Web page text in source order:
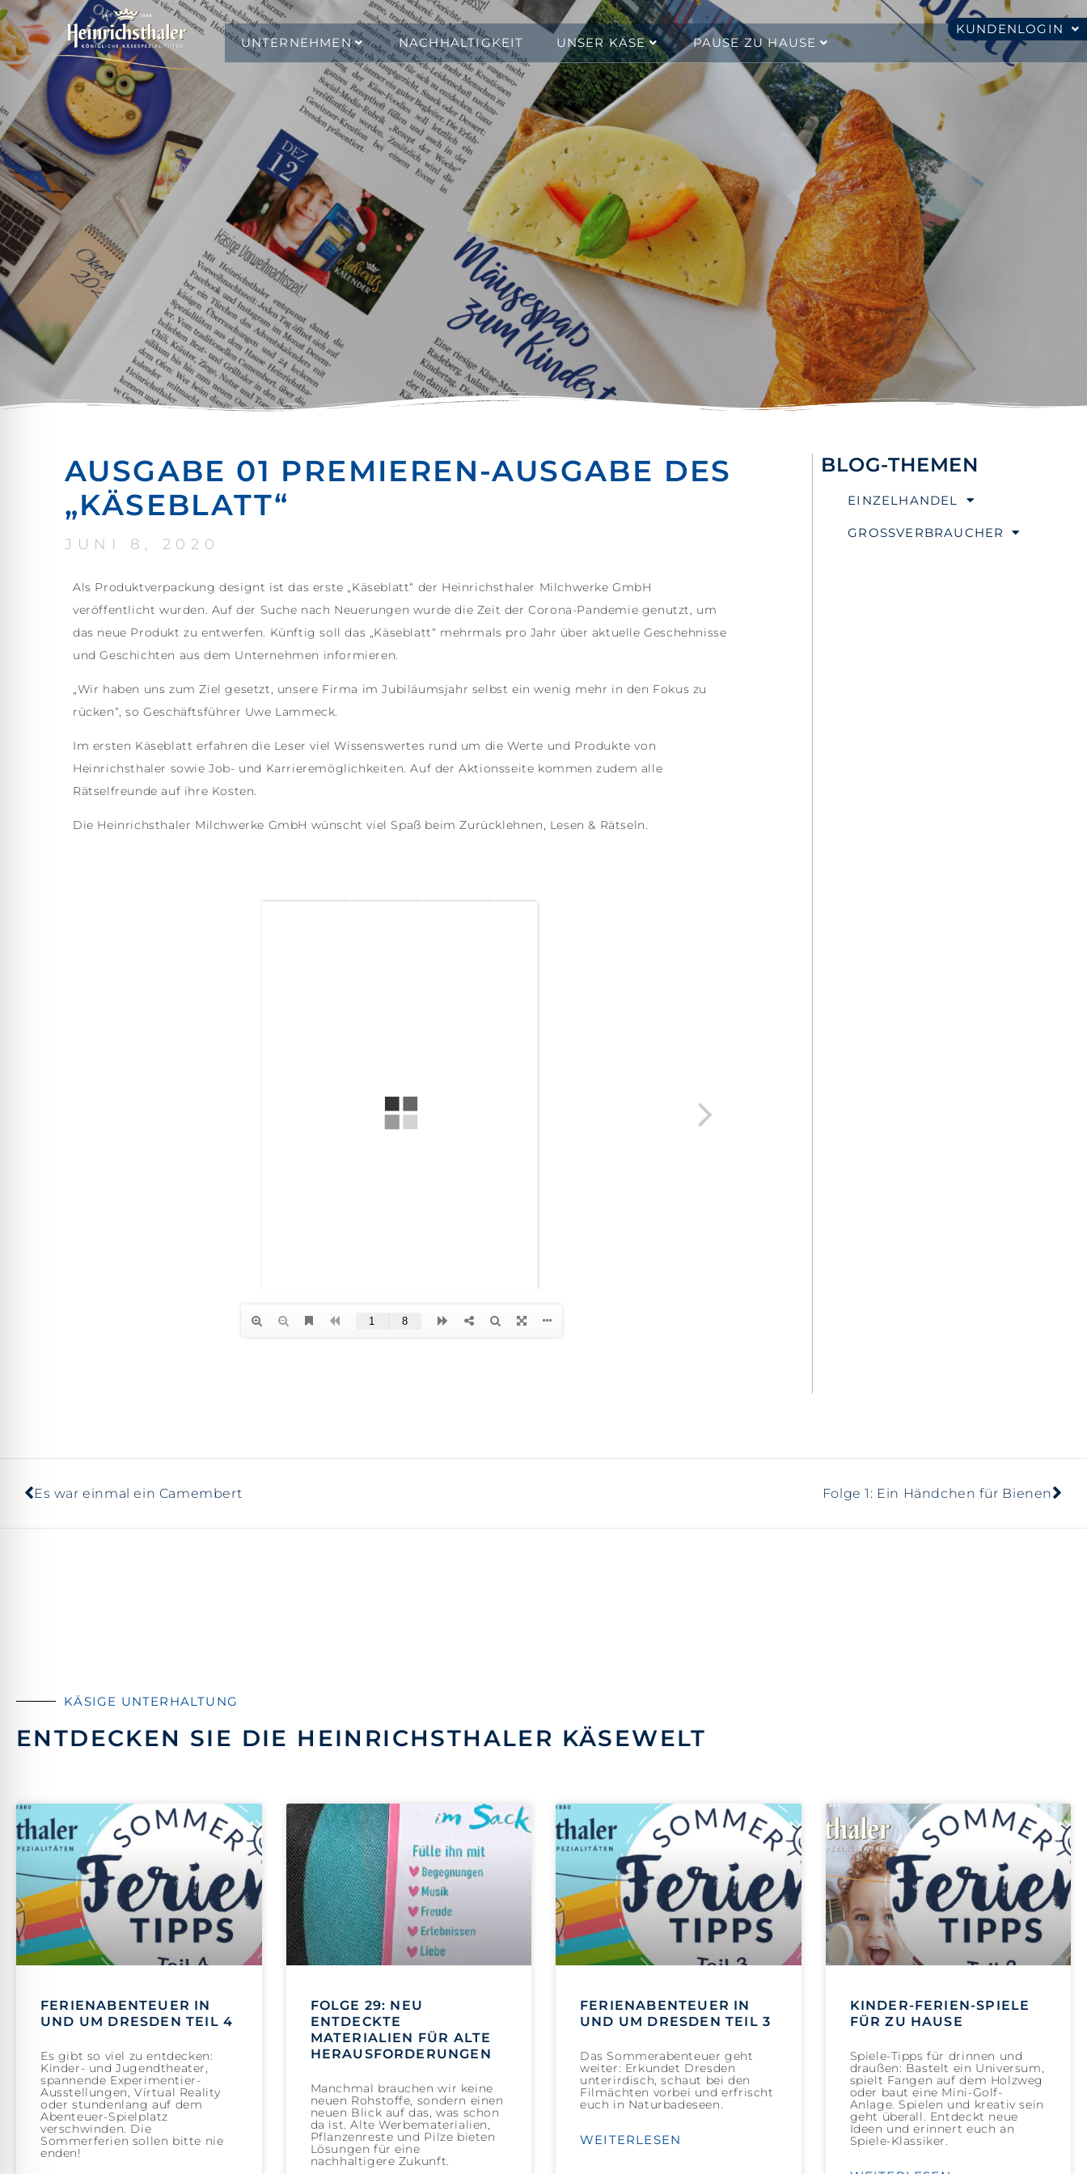
KUNDENLOGIN
UNTERNEHMEN
NACHHALTIGKEIT UNSER KÄSE PAUSE ZU HAUSE
AUSGABE 01 PREMIEREN-AUSGABE DES
„KÄSEBLATT“
JUNI 8, 2020
Als Produktverpackung designt ist das erste „Käseblatt“ der Heinrichsthaler Milchwerke GmbH
veröffentlicht wurden. Auf der Suche nach Neuerungen wurde die Zeit der Corona-Pandemie genutzt, um
das neue Produkt zu entwerfen. Künftig soll das „Käseblatt“ mehrmals pro Jahr über aktuelle Geschehnisse
und Geschichten aus dem Unternehmen informieren.
„Wir haben uns zum Ziel gesetzt, unsere Firma im Jubiläumsjahr selbst ein wenig mehr in den Fokus zu
rücken“, so Geschäftsführer Uwe Lammeck.
Im ersten Käseblatt erfahren die Leser viel Wissenswertes rund um die Werte und Produkte von
Heinrichsthaler sowie Job- und Karrieremöglichkeiten. Auf der Aktionsseite kommen zudem alle
Rätselfreunde auf ihre Kosten.
Die Heinrichsthaler Milchwerke GmbH wünscht viel Spaß beim Zurücklehnen, Lesen & Rätseln.
BLOG-THEMEN
EINZELHANDEL
GROSSVERBRAUCHER
Es war einmal ein Camembert Folge 1: Ein Händchen für Bienen
KÄSIGE UNTERHALTUNG
ENTDECKEN SIE DIE HEINRICHSTHALER KÄSEWELT
FERIENABENTEUER IN
UND UM DRESDEN TEIL 4
Es gibt so viel zu entdecken:
Kinder- und Jugendtheater,
spannende Experimentier-
Ausstellungen, Virtual Reality
oder stundenlang auf dem
Abenteuer-Spielplatz
verschwinden. Die
Sommerferien sollen bitte nie
enden!
FOLGE 29: NEU
ENTDECKTE
MATERIALIEN FÜR ALTE
HERAUSFORDERUNGEN
Manchmal brauchen wir keine
neuen Rohstoffe, sondern einen
neuen Blick auf das, was schon
da ist. Alte Werbematerialien,
Pflanzenreste und Pilze bieten
Lösungen für eine
nachhaltigere Zukunft.
FERIENABENTEUER IN
UND UM DRESDEN TEIL 3
Das Sommerabenteuer geht
weiter: Erkundet Dresden
unterirdisch, schaut bei den
Filmächten vorbei und erfrischt
euch in Naturbadeseen.
WEITERLESEN
KINDER-FERIEN-SPIELE
FÜR ZU HAUSE
Spiele-Tipps für drinnen und
draußen: Bastelt ein Universum,
spielt Fangen auf dem Holzweg
oder baut eine Mini-Golf-
Anlage. Spielen und kreativ sein
geht überall. Entdeckt neue
Ideen und erinnert euch an
Spiele-Klassiker.